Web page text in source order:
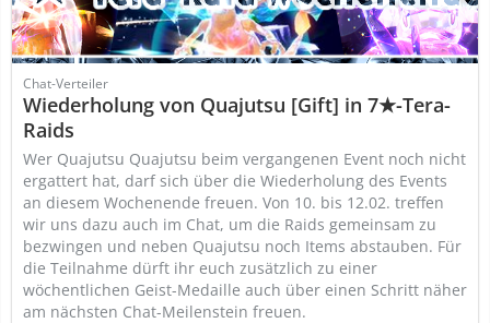
Chat-Verteiler
Wiederholung von Quajutsu [Gift] in 7★-Tera-
Raids
Wer Quajutsu Quajutsu beim vergangenen Event noch nicht
ergattert hat, darf sich über die Wiederholung des Events
an diesem Wochenende freuen. Von 10. bis 12.02. treffen
wir uns dazu auch im Chat, um die Raids gemeinsam zu
bezwingen und neben Quajutsu noch Items abstauben. Für
die Teilnahme dürft ihr euch zusätzlich zu einer
wöchentlichen Geist-Medaille auch über einen Schritt näher
am nächsten Chat-Meilenstein freuen.